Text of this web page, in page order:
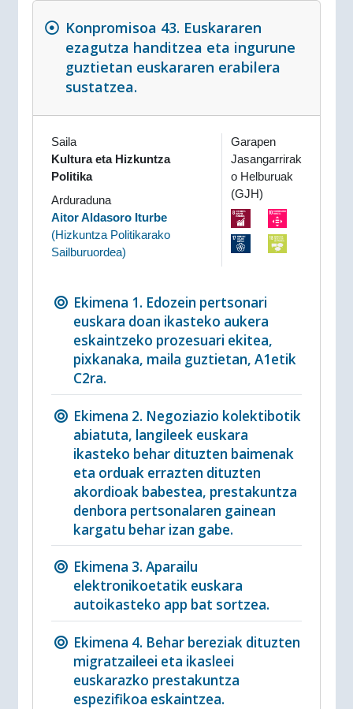
Konpromisoa 43. Euskararen
ezagutza handitzea eta ingurune
guztietan euskararen erabilera
sustatzea.
Saila
Kultura eta Hizkuntza
Politika
Arduraduna
Aitor Aldasoro Iturbe
(Hizkuntza Politikarako
Sailburuordea)
Garapen
Jasangarrirak
o Helburuak
(GJH)
Ekimena 1. Edozein pertsonari
euskara doan ikasteko aukera
eskaintzeko prozesuari ekitea,
pixkanaka, maila guztietan, A1etik
C2ra.
Ekimena 2. Negoziazio kolektibotik
abiatuta, langileek euskara
ikasteko behar dituzten baimenak
eta orduak errazten dituzten
akordioak babestea, prestakuntza
denbora pertsonalaren gainean
kargatu behar izan gabe.
Ekimena 3. Aparailu
elektronikoetatik euskara
autoikasteko app bat sortzea.
Ekimena 4. Behar bereziak dituzten
migratzaileei eta ikasleei
euskarazko prestakuntza
espezifikoa eskaintzea.